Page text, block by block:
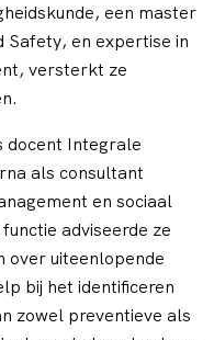
een master
Safety, en expertise in
versterkt ze
docent Integrale
als consultant
en sociaal
adviseerde ze
over uiteenlopende
bij het identificeren
zowel preventieve als